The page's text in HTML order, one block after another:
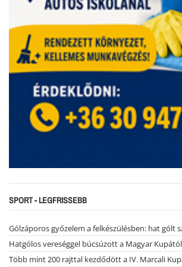
SPORT - LEGFRISSEBB
Gólzáporos győzelem a felkészülésben: hat gólt
Hatgólos vereséggel búcsúzott a Magyar
Több mint 200 rajttal kezdődött a IV. Marcali